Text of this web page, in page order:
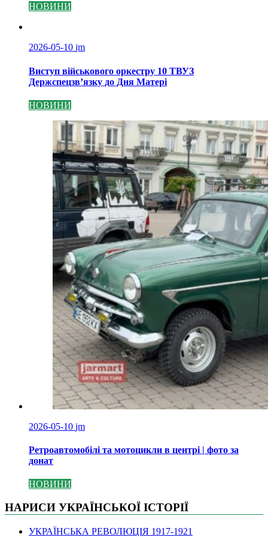
НОВИНИ
2026-05-10 jm
Виступ військового оркестру 10 ТВУЗ
Держспецзв’язку до Дня Матері
НОВИНИ
2026-05-10 jm
Ретроавтомобілі та мотоцикли в центрі | фото за
донат
НОВИНИ
НАРИСИ УКРАЇНСЬКОЇ ІСТОРІЇ
УКРАЇНСЬКА РЕВОЛЮЦІЯ 1917-1921